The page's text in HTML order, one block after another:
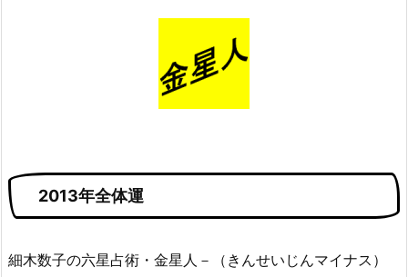
2013年全体運
細木数子の六星占術・金星人－（きんせいじんマイナス）